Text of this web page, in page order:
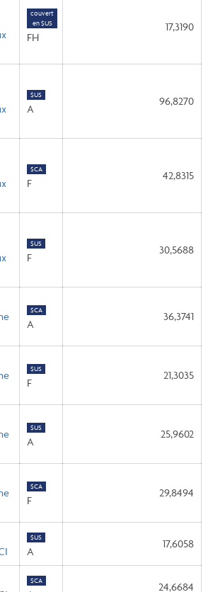
couvert
en $US
FH
17,3190
$US
A
96,8270
$CA
F
42,8315
$US
F
30,5688
$CA
A
36,3741
$US
F
21,3035
$US
A
25,9602
$CA
F
29,8494
$US
A
17,6058
$CA 24,6684